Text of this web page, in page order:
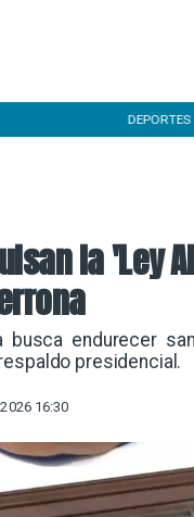
DEPORTES
la 'Ley
endurecer
presidencial.
16:30